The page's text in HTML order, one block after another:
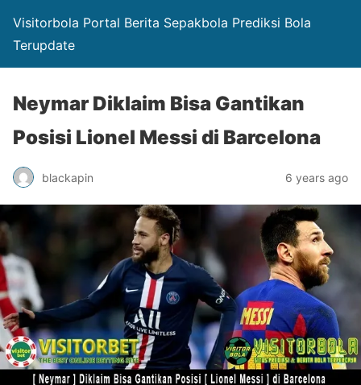
Visitorbola Portal Berita Sepakbola Prediksi Bola
Terupdate
Neymar Diklaim Bisa Gantikan
Posisi Lionel Messi di Barcelona
blackapin 6 years ago